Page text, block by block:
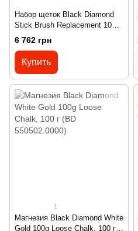
Набор щеток Black Diamond
Stick Brush Replacement 10
Pack, Black, L (BD
5508560002ALL1)
6 762 грн
Купить
1
Магнезия Black Diamond White
Gold 100g Loose Chalk, 100 г